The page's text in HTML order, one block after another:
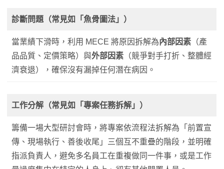
診斷問題（常見如「魚骨圖法」）
當業績下滑時，利用 MECE 將原因拆解為內部因素 （產
品品質、定價策略）與外部因素 （競爭對手打折、整體經
濟衰退），確保沒有漏掉任何潛在病因。
工作分解（常見如「專案任務拆解」）
籌備一場大型研討會時，將專案依流程法拆解為「前置宣
傳、現場執行、善後收尾」三個互不重疊的階段，並明確
指派負責人，避免多名員工在重複做同一件事，或是工作